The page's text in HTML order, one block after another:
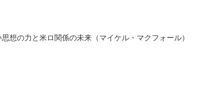
の力と米ロ関係の未来（マイケル・マクフォール）